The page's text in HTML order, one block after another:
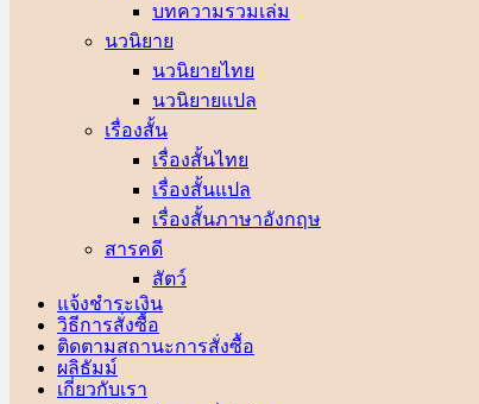
บทความรวมเล่ม
นวนิยาย
นวนิยายไทย
นวนิยายแปล
เรื่องสั้น
เรื่องสั้นไทย
เรื่องสั้นแปล
เรื่องสั้นภาษาอังกฤษ
สารคดี
สัตว์
แจ้งชำระเงิน
วิธีการสั่งซื้อ
ติดตามสถานะการสั่งซื้อ
ผลิธัมม์
เกี่ยวกับเรา